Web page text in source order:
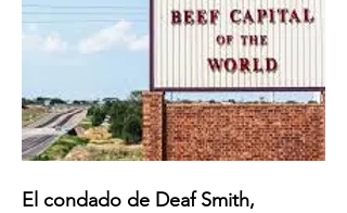
El condado de Deaf Smith,